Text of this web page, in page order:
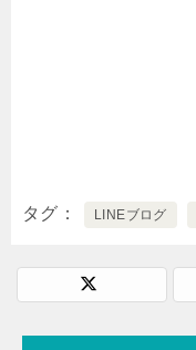
タグ LINEブログ